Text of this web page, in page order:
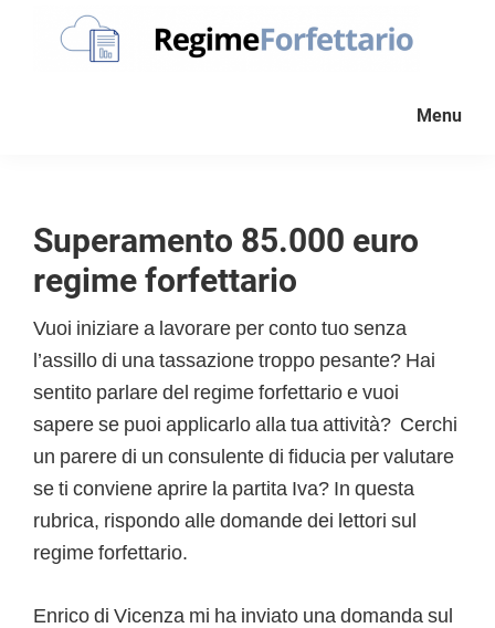
partita
Iva
Menu
Superamento 85.000 euro
regime forfettario
Vuoi iniziare a lavorare per conto tuo senza
l’assillo di una tassazione troppo pesante? Hai
sentito parlare del regime forfettario e vuoi
sapere se puoi applicarlo alla tua attività? Cerchi
un parere di un consulente di fiducia per valutare
se ti conviene aprire la partita Iva? In questa
rubrica, rispondo alle domande dei lettori sul
regime forfettario.
Enrico di Vicenza mi ha inviato una domanda sul